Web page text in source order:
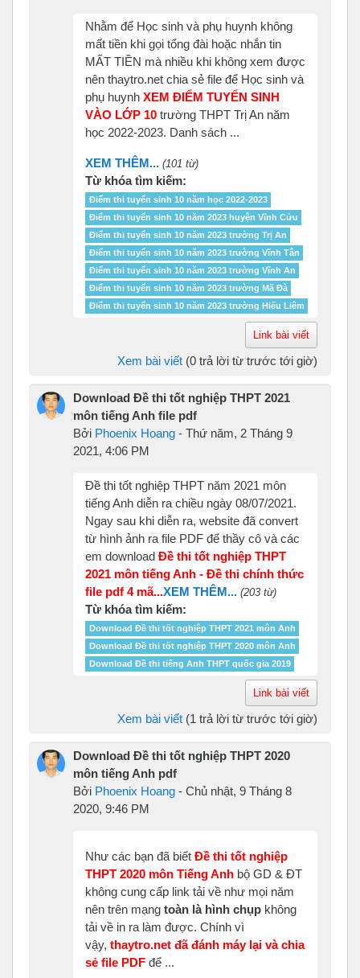
Nhằm để Học sinh và phụ huynh không
mất tiền khi gọi tổng đài hoặc nhắn tin
MẤT TIỀN mà nhiều khi không xem được
nên thaytro.net chia sẻ file để Học sinh và
phụ huynh XEM ĐIỂM TUYỂN SINH
VÀO LỚP 10 trường THPT Trị An năm
học 2022-2023. Danh sách ...
XEM THÊM... (101 từ)
Từ khóa tìm kiếm:
Điểm thi tuyển sinh 10 năm học 2022-2023
Điểm thi tuyển sinh 10 năm 2023 huyện Vĩnh Cửu
Điểm thi tuyển sinh 10 năm 2023 trường Trị An
Điểm thi tuyển sinh 10 năm 2023 trường Vĩnh Tân
Điểm thi tuyển sinh 10 năm 2023 trường Vĩnh An
Điểm thi tuyển sinh 10 năm 2023 trường Mã Đà
Điểm thi tuyển sinh 10 năm 2023 trường Hiếu Liêm
Link bài viết
Xem bài viết (0 trả lời từ trước tới giờ)
Download Đề thi tốt nghiệp THPT 2021
môn tiếng Anh file pdf
Bởi Phoenix Hoang - Thứ năm, 2 Tháng 9
2021, 4:06 PM
Đề thi tốt nghiệp THPT năm 2021 môn
tiếng Anh diễn ra chiều ngày 08/07/2021.
Ngay sau khi diễn ra, website đã convert
từ hình ảnh ra file PDF để thầy cô và các
em download Đề thi tốt nghiệp THPT
2021 môn tiếng Anh - Đề thi chính thức
file pdf 4 mã...XEM THÊM... (203 từ)
Từ khóa tìm kiếm:
Download Đề thi tốt nghiệp THPT 2021 môn Anh
Download Đề thi tốt nghiệp THPT 2020 môn Anh
Download Đề thi tiếng Anh THPT quốc gia 2019
Link bài viết
Xem bài viết (1 trả lời từ trước tới giờ)
Download Đề thi tốt nghiệp THPT 2020
môn tiếng Anh pdf
Bởi Phoenix Hoang - Chủ nhật, 9 Tháng 8
2020, 9:46 PM
Như các bạn đã biết Đề thi tốt nghiệp
THPT 2020 môn Tiếng Anh bộ GD & ĐT
không cung cấp link tải về như mọi năm
nên trên mạng toàn là hình chụp không
tải về in ra làm được. Chính vì
vậy, thaytro.net đã đánh máy lại và chia
sẻ file PDF để ...